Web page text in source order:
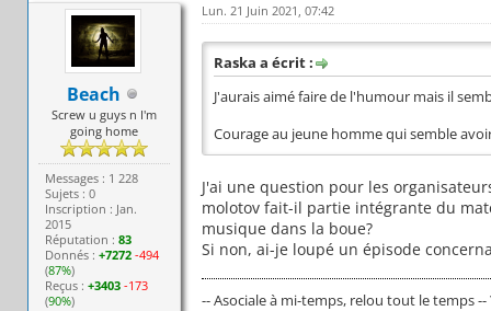
Beach
Screw u guys n I'm
going home
Messages : 1 228
Sujets : 0
Inscription : Jan.
2015
Réputation :83
Donnés :+7272 -494
(87%)
Reçus :+3403 -173
(90%)
Lun. 21 Juin 2021, 07:42
Raska a écrit :
J'aurais aimé faire de l'humour mais il
Courage au jeune homme qui semble
J'ai une question pour les
molotov fait-il partie intégrante du
musique dans la boue?
Si non, ai-je loupé un épisode
-- Asociale à mi-temps, relou tout le temps